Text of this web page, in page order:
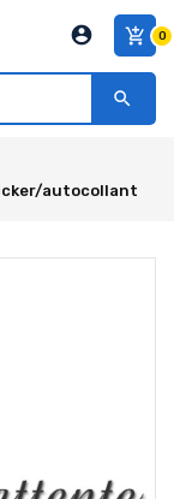
add_shopping_cart 0
account_circle
search
autocollant